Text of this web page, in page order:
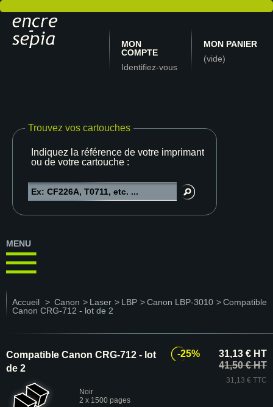
MON
COMPTE
Identifiez-vous
MON PANIER
(vide)
Trouvez vos cartouches
Indiquez la référence de votre imprimante
ou de votre cartouche :
MENU
Accueil > Canon > Laser > LBP >Canon LBP-3010 >Compatible
Canon CRG-712 - lot de 2
Compatible Canon CRG-712 - lot
de 2
Noir
2 x 1500 pages
31,13 € HT
41,50 € HT
31,13 € TTC
-25%